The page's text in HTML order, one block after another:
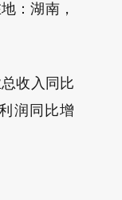
：湖南，
收入同比
润同比增